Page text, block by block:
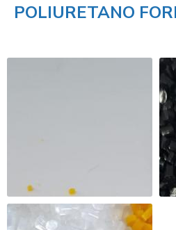
POLIURETANO